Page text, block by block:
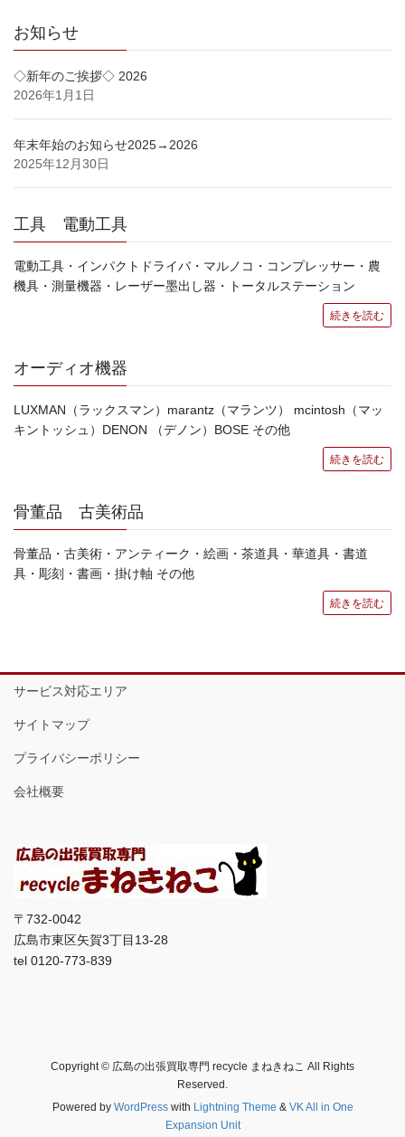
お知らせ
◇新年のご挨拶◇ 2026
2026年1月1日
年末年始のお知らせ2025→2026
2025年12月30日
工具 電動工具
電動工具・インパクトドライバ・マルノコ・コンプレッサー・農
機具・測量機器・レーザー墨出し器・トータルステーション
続きを読む
オーディオ機器
LUXMAN（ラックスマン）marantz（マランツ） mcintosh（マッ
キントッシュ）DENON （デノン）BOSE その他
続きを読む
骨董品 古美術品
骨董品・古美術・アンティーク・絵画・茶道具・華道具・書道
具・彫刻・書画・掛け軸 その他
続きを読む
サービス対応エリア
サイトマップ
プライバシーポリシー
会社概要
〒732-0042
広島市東区矢賀3丁目13-28
tel 0120-773-839
Copyright © 広島の出張買取専門 recycle まねきねこ All Rights
Reserved.
Powered by WordPresswith Lightning Theme & VK All in One
Expansion Unit